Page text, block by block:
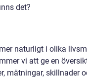
det?
naturligt i olika
vi att ge en
mätningar, skillnader